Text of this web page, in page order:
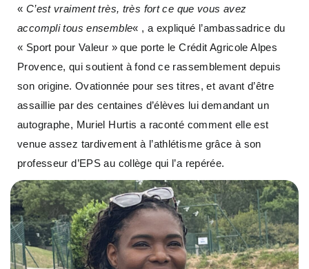
« C’est vraiment très, très fort ce que vous avez
accompli tous ensemble« , a expliqué l’ambassadrice du
« Sport pour Valeur » que porte le Crédit Agricole Alpes
Provence, qui soutient à fond ce rassemblement depuis
son origine. Ovationnée pour ses titres, et avant d’être
assaillie par des centaines d’élèves lui demandant un
autographe, Muriel Hurtis a raconté comment elle est
venue assez tardivement à l’athlétisme grâce à son
professeur d’EPS au collège qui l’a repérée.